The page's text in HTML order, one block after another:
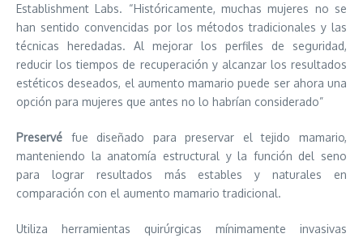
Establishment Labs. “Históricamente, muchas mujeres no se
han sentido convencidas por los métodos tradicionales y las
técnicas heredadas. Al mejorar los perfiles de seguridad,
reducir los tiempos de recuperación y alcanzar los resultados
estéticos deseados, el aumento mamario puede ser ahora una
opción para mujeres que antes no lo habrían considerado”
Preservé fue diseñado para preservar el tejido mamario,
manteniendo la anatomía estructural y la función del seno
para lograr resultados más estables y naturales en
comparación con el aumento mamario tradicional.
Utiliza herramientas quirúrgicas mínimamente invasivas